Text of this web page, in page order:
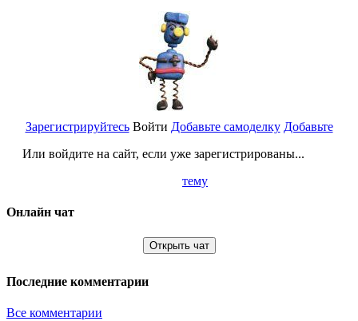
Зарегистрируйтесь
Или войдите на сайт, если уже зарегистрированы...
Войти Добавьте самоделку Добавьте
тему
Онлайн чат
Открыть чат
Последние комментарии
Все комментарии